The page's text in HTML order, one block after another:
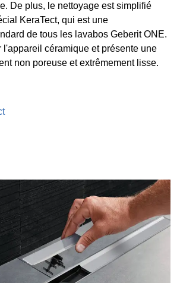
De plus, le nettoyage est simplifié
KeraTect, qui est une
de tous les lavabos Geberit ONE.
l'appareil céramique et présente une
non poreuse et extrêmement lisse.